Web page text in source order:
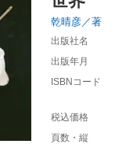
乾晴彦／著
出版社名
出版年月
ISBNコード
税込価格
頁数・縦